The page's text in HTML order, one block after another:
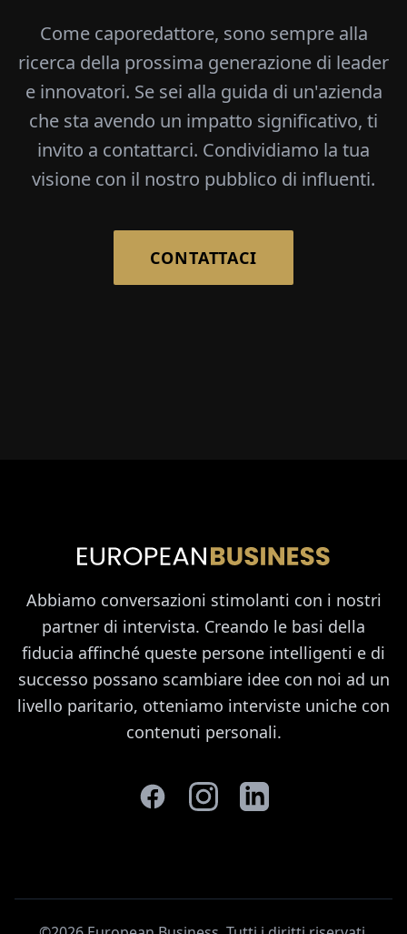
Come caporedattore, sono sempre alla
ricerca della prossima generazione di leader
e innovatori. Se sei alla guida di un'azienda
che sta avendo un impatto significativo, ti
invito a contattarci. Condividiamo la tua
visione con il nostro pubblico di influenti.
CONTATTACI
Abbiamo conversazioni stimolanti con i nostri
partner di intervista. Creando le basi della
fiducia affinché queste persone intelligenti e di
successo possano scambiare idee con noi ad un
livello paritario, otteniamo interviste uniche con
contenuti personali.